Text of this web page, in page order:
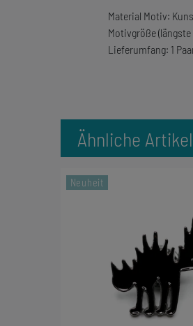
Material Motiv:
Motivgröße
Lieferumfang: 1
Ähnliche Artikel
Neuheit